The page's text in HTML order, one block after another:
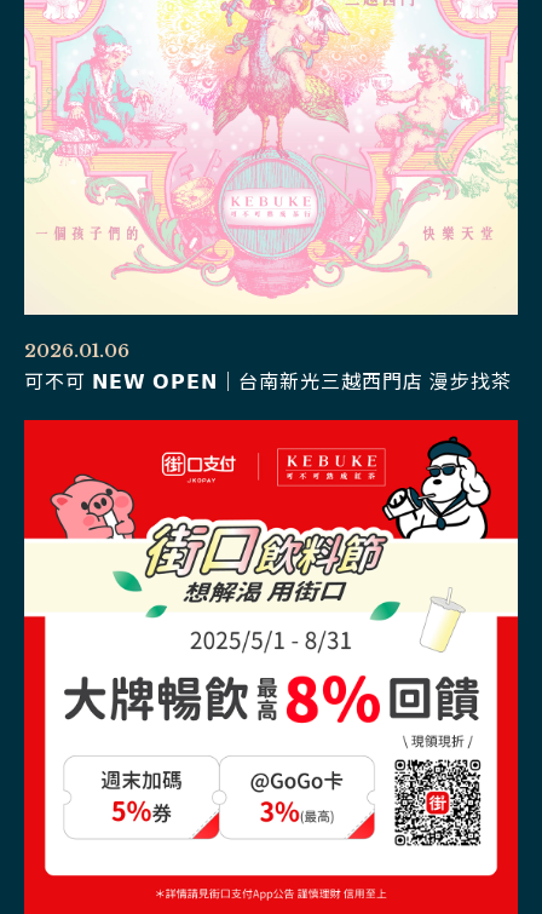
2026.01.06
可不可 𝗡𝗘𝗪 𝗢𝗣𝗘𝗡｜台南新光三越西門店 漫步找茶